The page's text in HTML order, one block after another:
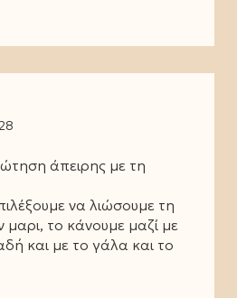
άπειρης με τη
να λιώσουμε τη
το κάνουμε μαζί με
και με το γάλα και το